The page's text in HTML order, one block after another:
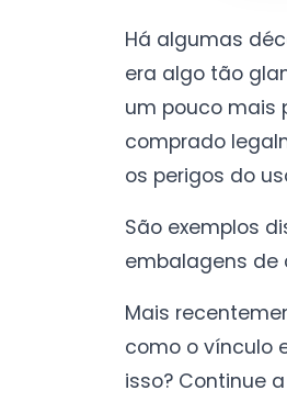
Há algumas
era algo tão
um pouco mais
comprado
os perigos do
São exemplos
embalagens de
Mais
como o vínculo
isso? Continue